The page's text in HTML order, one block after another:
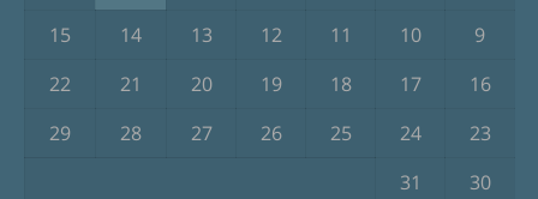
9
10
11
12
13
14
15
16
17
18
19
20
21
22
23
24
25
26
27
28
29
30
31